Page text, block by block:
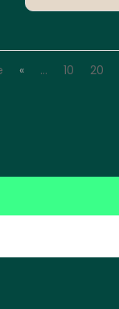
« … 10 20